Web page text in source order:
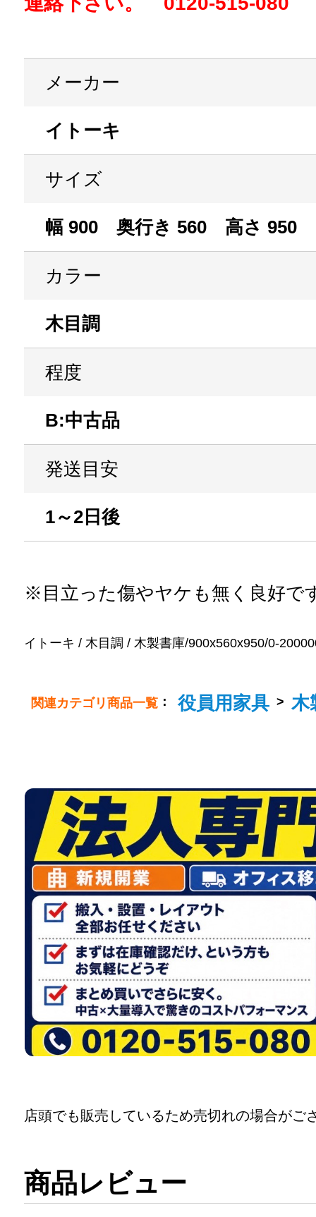
メーカー
イトーキ
サイズ
幅 900 奥行き 560 高さ 950
カラー
木目調
程度
B:中古品
発送目安
1～2日後
※目立った傷やヤケも無く良好で
イトーキ / 木目調 / 木製書庫/900x560x950/0-
関連カテゴリ商品一覧 ： 役員用家具 > 木
店頭でも販売しているため売切れの場合がご
商品レビュー